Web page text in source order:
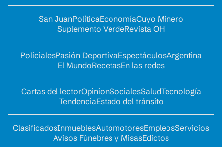
San JuanPolíticaEconomíaCuyo Minero
Suplemento VerdeRevista OH
PolicialesPasión DeportivaEspectáculosArgentina
El MundoRecetasEn las redes
Cartas del lectorOpinionSocialesSaludTecnología
TendenciaEstado del tránsito
ClasificadosInmueblesAutomotoresEmpleosServicios
Avisos Fúnebres y MisasEdictos